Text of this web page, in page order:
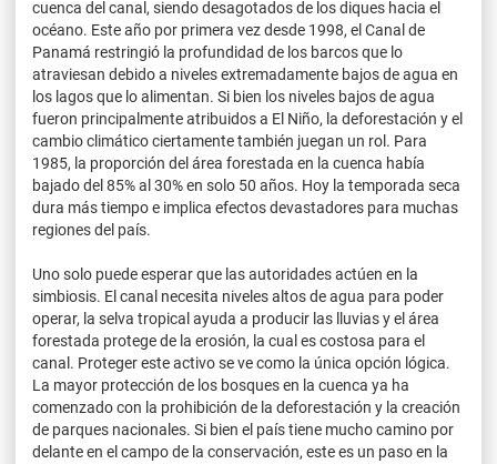
cuenca del canal, siendo desagotados de los diques hacia el
océano. Este año por primera vez desde 1998, el Canal de
Panamá restringió la profundidad de los barcos que lo
atraviesan debido a niveles extremadamente bajos de agua en
los lagos que lo alimentan. Si bien los niveles bajos de agua
fueron principalmente atribuidos a El Niño, la deforestación y el
cambio climático ciertamente también juegan un rol. Para
1985, la proporción del área forestada en la cuenca había
bajado del 85% al 30% en solo 50 años. Hoy la temporada seca
dura más tiempo e implica efectos devastadores para muchas
regiones del país.
Uno solo puede esperar que las autoridades actúen en la
simbiosis. El canal necesita niveles altos de agua para poder
operar, la selva tropical ayuda a producir las lluvias y el área
forestada protege de la erosión, la cual es costosa para el
canal. Proteger este activo se ve como la única opción lógica.
La mayor protección de los bosques en la cuenca ya ha
comenzado con la prohibición de la deforestación y la creación
de parques nacionales. Si bien el país tiene mucho camino por
delante en el campo de la conservación, este es un paso en la